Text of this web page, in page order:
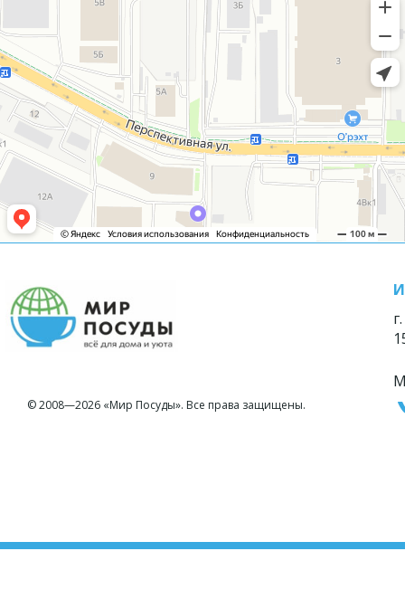
© 2008—2026 «Мир Посуды». Все права защищены.